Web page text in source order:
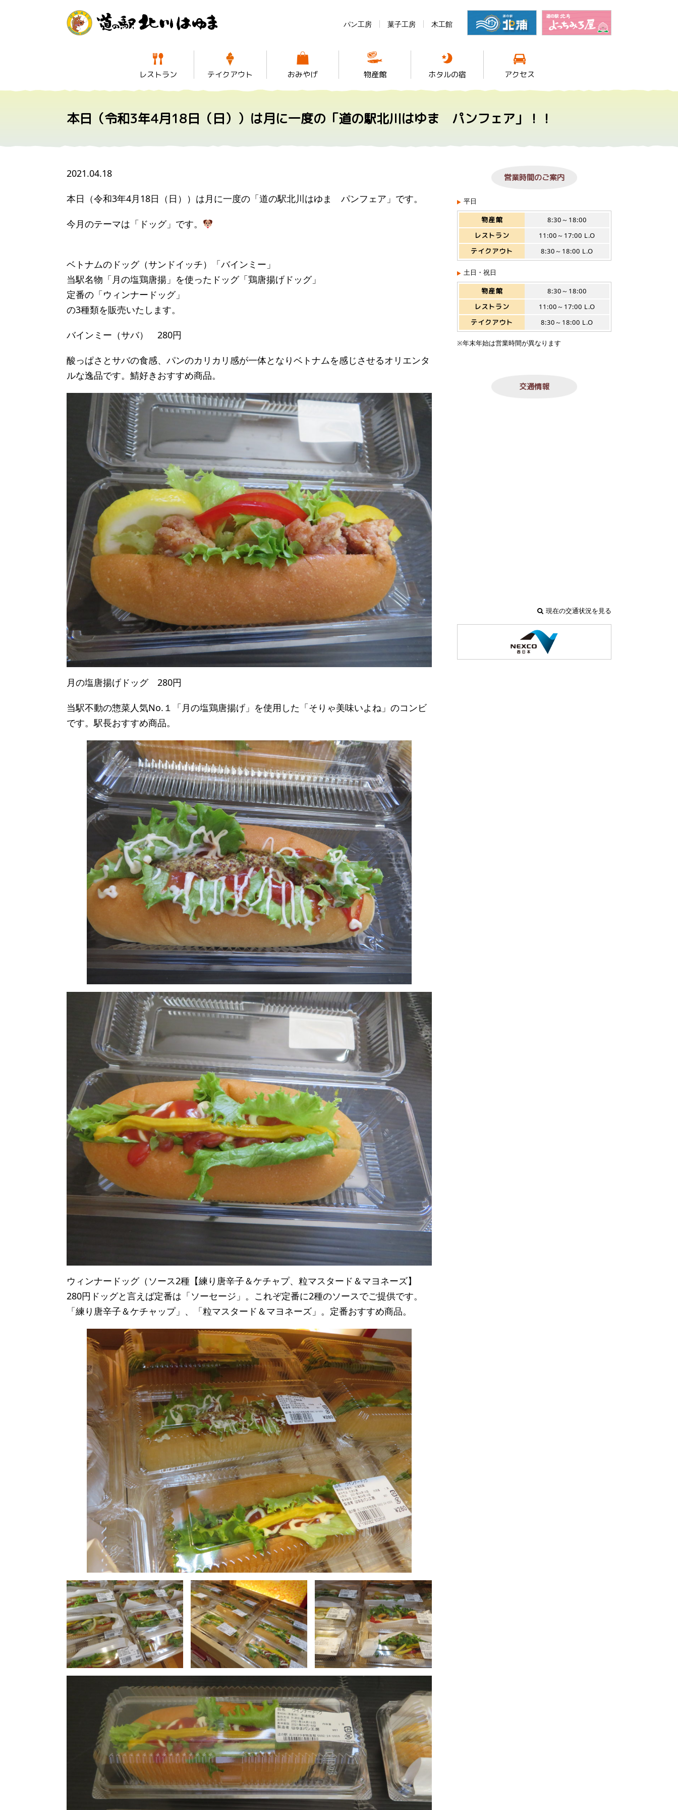
パン工房 菓子工房 木工館
レストラン テイクアウト おみやげ 物産館 ホタルの宿 アクセス
本日（令和3年4月18日（日））は月に一度の「道の駅北川はゆま パンフェア」！！
2021.04.18
本日（令和3年4月18日（日））は月に一度の「道の駅北川はゆま パンフェア」です。
今月のテーマは「ドッグ」です。
ベトナムのドッグ（サンドイッチ）「バインミー」
当駅名物「月の塩鶏唐揚」を使ったドッグ「鶏唐揚げドッグ」
定番の「ウィンナードッグ」
の3種類を販売いたします。
バインミー（サバ） 280円
酸っぱさとサバの食感、パンのカリカリ感が一体となりベトナムを感じさせるオリエンタ
ルな逸品です。鯖好きおすすめ商品。
月の塩唐揚げドッグ 280円
当駅不動の惣菜人気No.１「月の塩鶏唐揚げ」を使用した「そりゃ美味いよね」のコンビ
です。駅長おすすめ商品。
ウィンナードッグ（ソース2種【練り唐辛子＆ケチャプ、粒マスタード＆マヨネーズ】
280円ドッグと言えば定番は「ソーセージ」。これぞ定番に2種のソースでご提供です。
「練り唐辛子＆ケチャップ」、「粒マスタード＆マヨネーズ」。定番おすすめ商品。
営業時間のご案内
平日
物産館
8:30～18:00
レストラン
11:00～17:00 L.O
テイクアウト
8:30～18:00 L.O
土日・祝日
物産館
8:30～18:00
レストラン
11:00～17:00 L.O
テイクアウト
8:30～18:00 L.O
※年末年始は営業時間が異なります
交通情報
現在の交通状況を見る